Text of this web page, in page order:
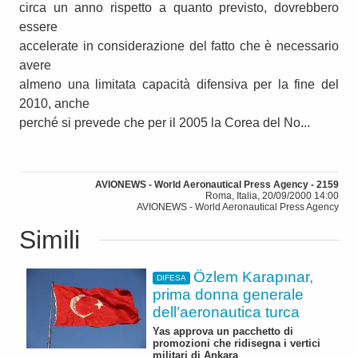
circa un anno rispetto a quanto previsto, dovrebbero
essere
accelerate in considerazione del fatto che è necessario
avere
almeno una limitata capacità difensiva per la fine del
2010, anche
perché si prevede che per il 2005 la Corea del No...
AVIONEWS - World Aeronautical Press Agency - 2159
Roma, Italia, 20/09/2000 14:00
AVIONEWS - World Aeronautical Press Agency
Simili
DIFESA
Özlem Karapınar,
prima donna generale
dell’aeronautica turca
Yas approva un pacchetto di
promozioni che ridisegna i vertici
militari di Ankara